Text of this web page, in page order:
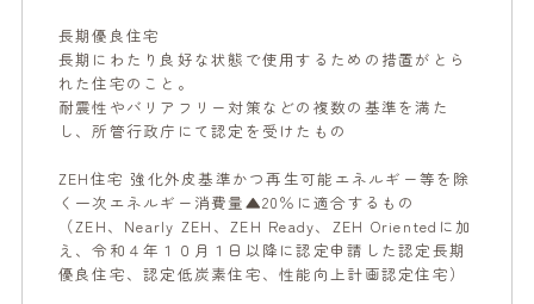
長期優良住宅
長期にわたり良好な状態で使用するための措置がとら
れた住宅のこと。
耐震性やバリアフリー対策などの複数の基準を満た
し、所管行政庁にて認定を受けたもの
ZEH住宅 強化外皮基準かつ再生可能エネルギー等を除
く一次エネルギー消費量▲20％に適合するもの
（ZEH、Nearly ZEH、ZEH Ready、ZEH Orientedに加
え、令和４年１０月１日以降に認定申請した認定長期
優良住宅、認定低炭素住宅、性能向上計画認定住宅）